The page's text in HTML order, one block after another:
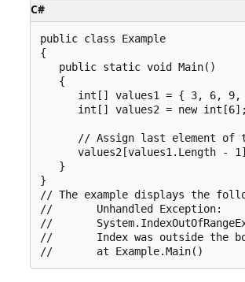
C#
public class Example
{
   public static void Main()
   {
int[] values1 = { 3, 6, 9,
      int[] values2 = new int[6];
// Assign last element of
values2[values1.Length -
   }
}
// The example displays the
//       Unhandled Exception:
//
//       Index was outside the